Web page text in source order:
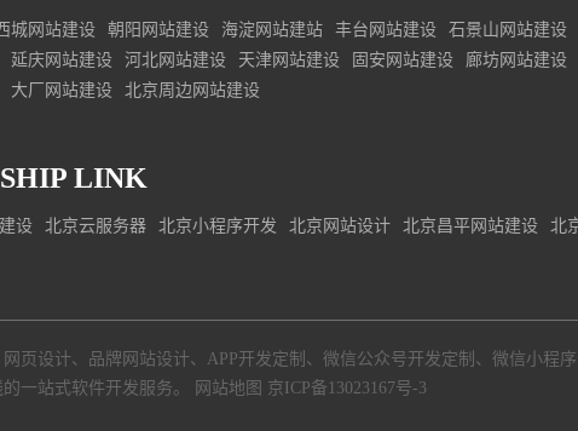
城网站建设 朝阳网站建设 海淀网站建站 丰台网站建设 石景山网站建设
延庆网站建设 河北网站建设 天津网站建设 固安网站建设 廊坊网站建设
大厂网站建设 北京周边网站建设
LINK
设 北京云服务器 北京小程序开发 北京网站设计 北京昌平网站建设 北
网页设计、 品牌网站设计、 APP开发定制 、 微信公众号开发定制 、 微信小程
一站式软件开发服务。
网站地图 京ICP备13023167号-3